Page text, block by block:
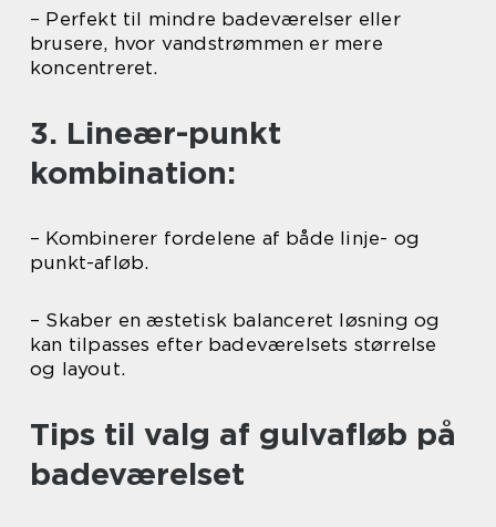
– Perfekt til mindre badeværelser eller
brusere, hvor vandstrømmen er mere
koncentreret.
3. Lineær-punkt
kombination:
– Kombinerer fordelene af både linje- og
punkt-afløb.
– Skaber en æstetisk balanceret løsning og
kan tilpasses efter badeværelsets størrelse
og layout.
Tips til valg af gulvafløb på
badeværelset